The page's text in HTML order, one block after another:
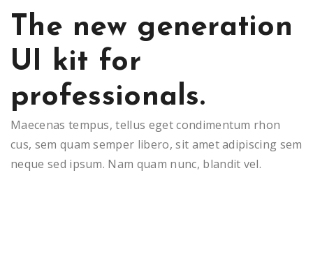
The new generation
UI kit for
professionals.
Maecenas tempus, tellus eget condimentum rhon
cus, sem quam semper libero, sit amet adipiscing sem
neque sed ipsum. Nam quam nunc, blandit vel.